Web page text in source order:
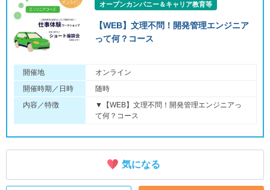
オープンカンパニー＆キャリア教育等
【WEB】文理不問！開発管理エンジニア
って何？コース
開催地
オンライン
開催時期／日時
随時
内容／特徴
▼【WEB】文理不問！開発管理エンジニアっ
て何？コース
気になる